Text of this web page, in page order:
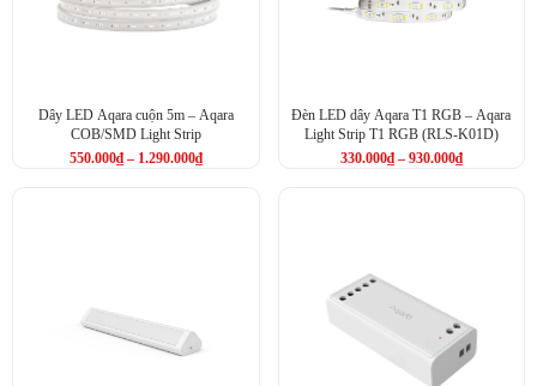
Dây LED Aqara cuộn 5m – Aqara
COB/SMD Light Strip
550.000₫ – 1.290.000₫
Đèn LED dây Aqara T1 RGB – Aqara
Light Strip T1 RGB (RLS-K01D)
330.000₫ – 930.000₫